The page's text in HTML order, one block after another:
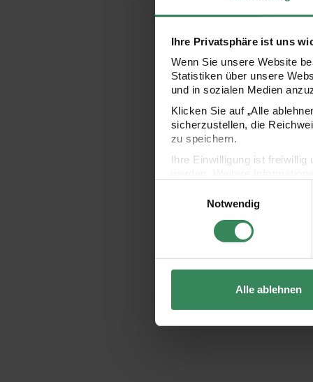
Ihre Privatsphäre ist uns
Wenn Sie unsere Website
Statistiken über unsere
und in sozialen Medien
Klicken Sie auf „Alle
sicherzustellen, die
zu speichern.
Ihre Einwilligung ist freiwillig
Impressum
Datenschutz
Notwendig
Alle ablehnen